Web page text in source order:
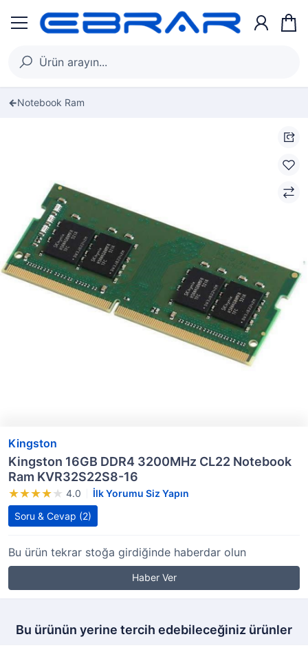
Notebook Ram
Kingston
Kingston 16GB DDR4 3200MHz CL22 Notebook
Ram KVR32S22S8-16
4.0
İlk Yorumu Siz Yapın
Soru & Cevap (2)
Bu ürün tekrar stoğa girdiğinde haberdar olun
Haber Ver
Bu ürünün yerine tercih edebileceğiniz ürünler